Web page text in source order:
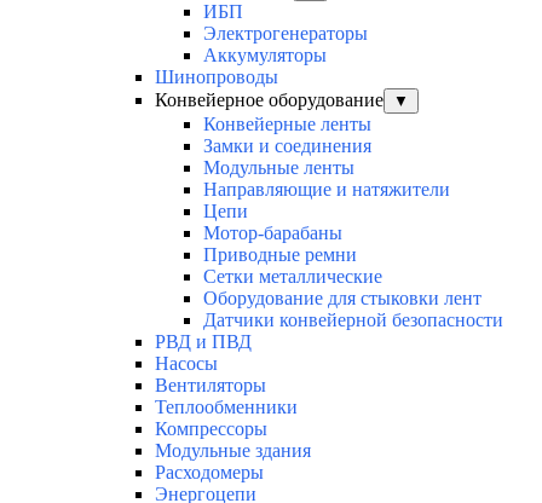
ИБП
Электрогенераторы
Аккумуляторы
Шинопроводы
Конвейерное оборудование
▼
Конвейерные ленты
Замки и соединения
Модульные ленты
Направляющие и натяжители
Цепи
Мотор-барабаны
Приводные ремни
Сетки металлические
Оборудование для стыковки лент
Датчики конвейерной безопасности
РВД и ПВД
Насосы
Вентиляторы
Теплообменники
Компрессоры
Модульные здания
Расходомеры
Энергоцепи